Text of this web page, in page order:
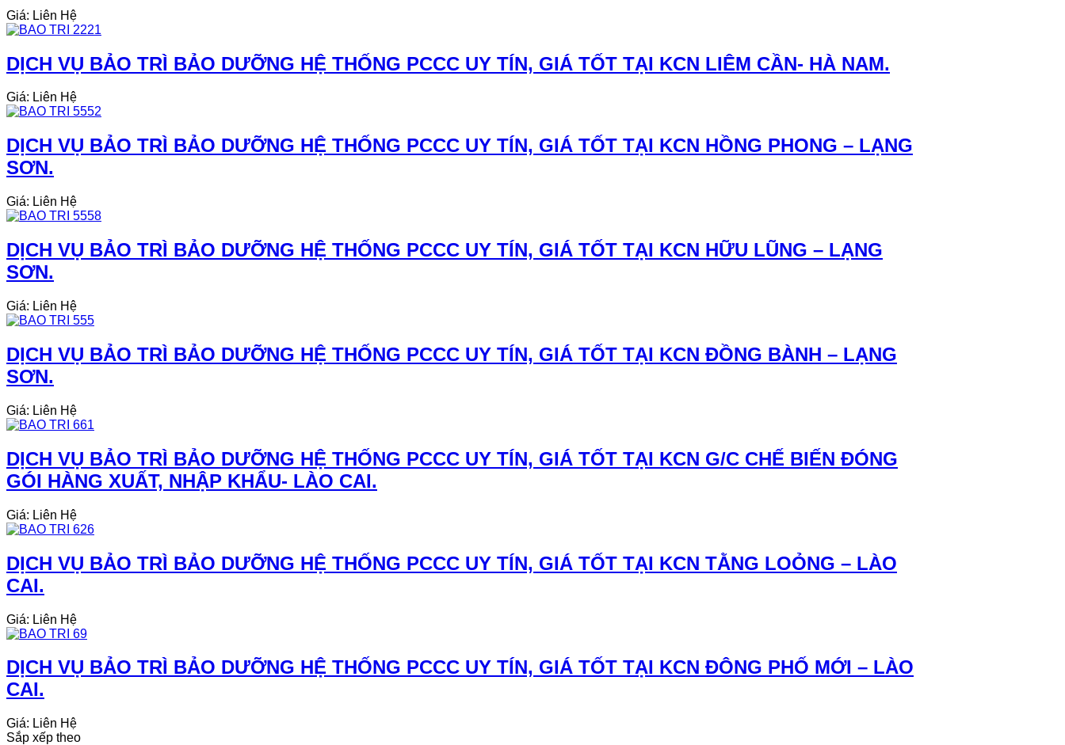
Giá: Liên Hệ
DỊCH VỤ BẢO TRÌ BẢO DƯỠNG HỆ THỐNG PCCC UY TÍN, GIÁ TỐT TẠI KCN LIÊM CẦN- HÀ NAM.
Giá: Liên Hệ
DỊCH VỤ BẢO TRÌ BẢO DƯỠNG HỆ THỐNG PCCC UY TÍN, GIÁ TỐT TẠI KCN HỒNG PHONG – LẠNG
SƠN.
Giá: Liên Hệ
DỊCH VỤ BẢO TRÌ BẢO DƯỠNG HỆ THỐNG PCCC UY TÍN, GIÁ TỐT TẠI KCN HỮU LŨNG – LẠNG
SƠN.
Giá: Liên Hệ
DỊCH VỤ BẢO TRÌ BẢO DƯỠNG HỆ THỐNG PCCC UY TÍN, GIÁ TỐT TẠI KCN ĐỒNG BÀNH – LẠNG
SƠN.
Giá: Liên Hệ
DỊCH VỤ BẢO TRÌ BẢO DƯỠNG HỆ THỐNG PCCC UY TÍN, GIÁ TỐT TẠI KCN G/C CHẾ BIẾN ĐÓNG
GÓI HÀNG XUẤT, NHẬP KHẨU- LÀO CAI.
Giá: Liên Hệ
DỊCH VỤ BẢO TRÌ BẢO DƯỠNG HỆ THỐNG PCCC UY TÍN, GIÁ TỐT TẠI KCN TẰNG LOỎNG – LÀO
CAI.
Giá: Liên Hệ
DỊCH VỤ BẢO TRÌ BẢO DƯỠNG HỆ THỐNG PCCC UY TÍN, GIÁ TỐT TẠI KCN ĐÔNG PHỐ MỚI – LÀO
CAI.
Giá: Liên Hệ
Sắp xếp theo